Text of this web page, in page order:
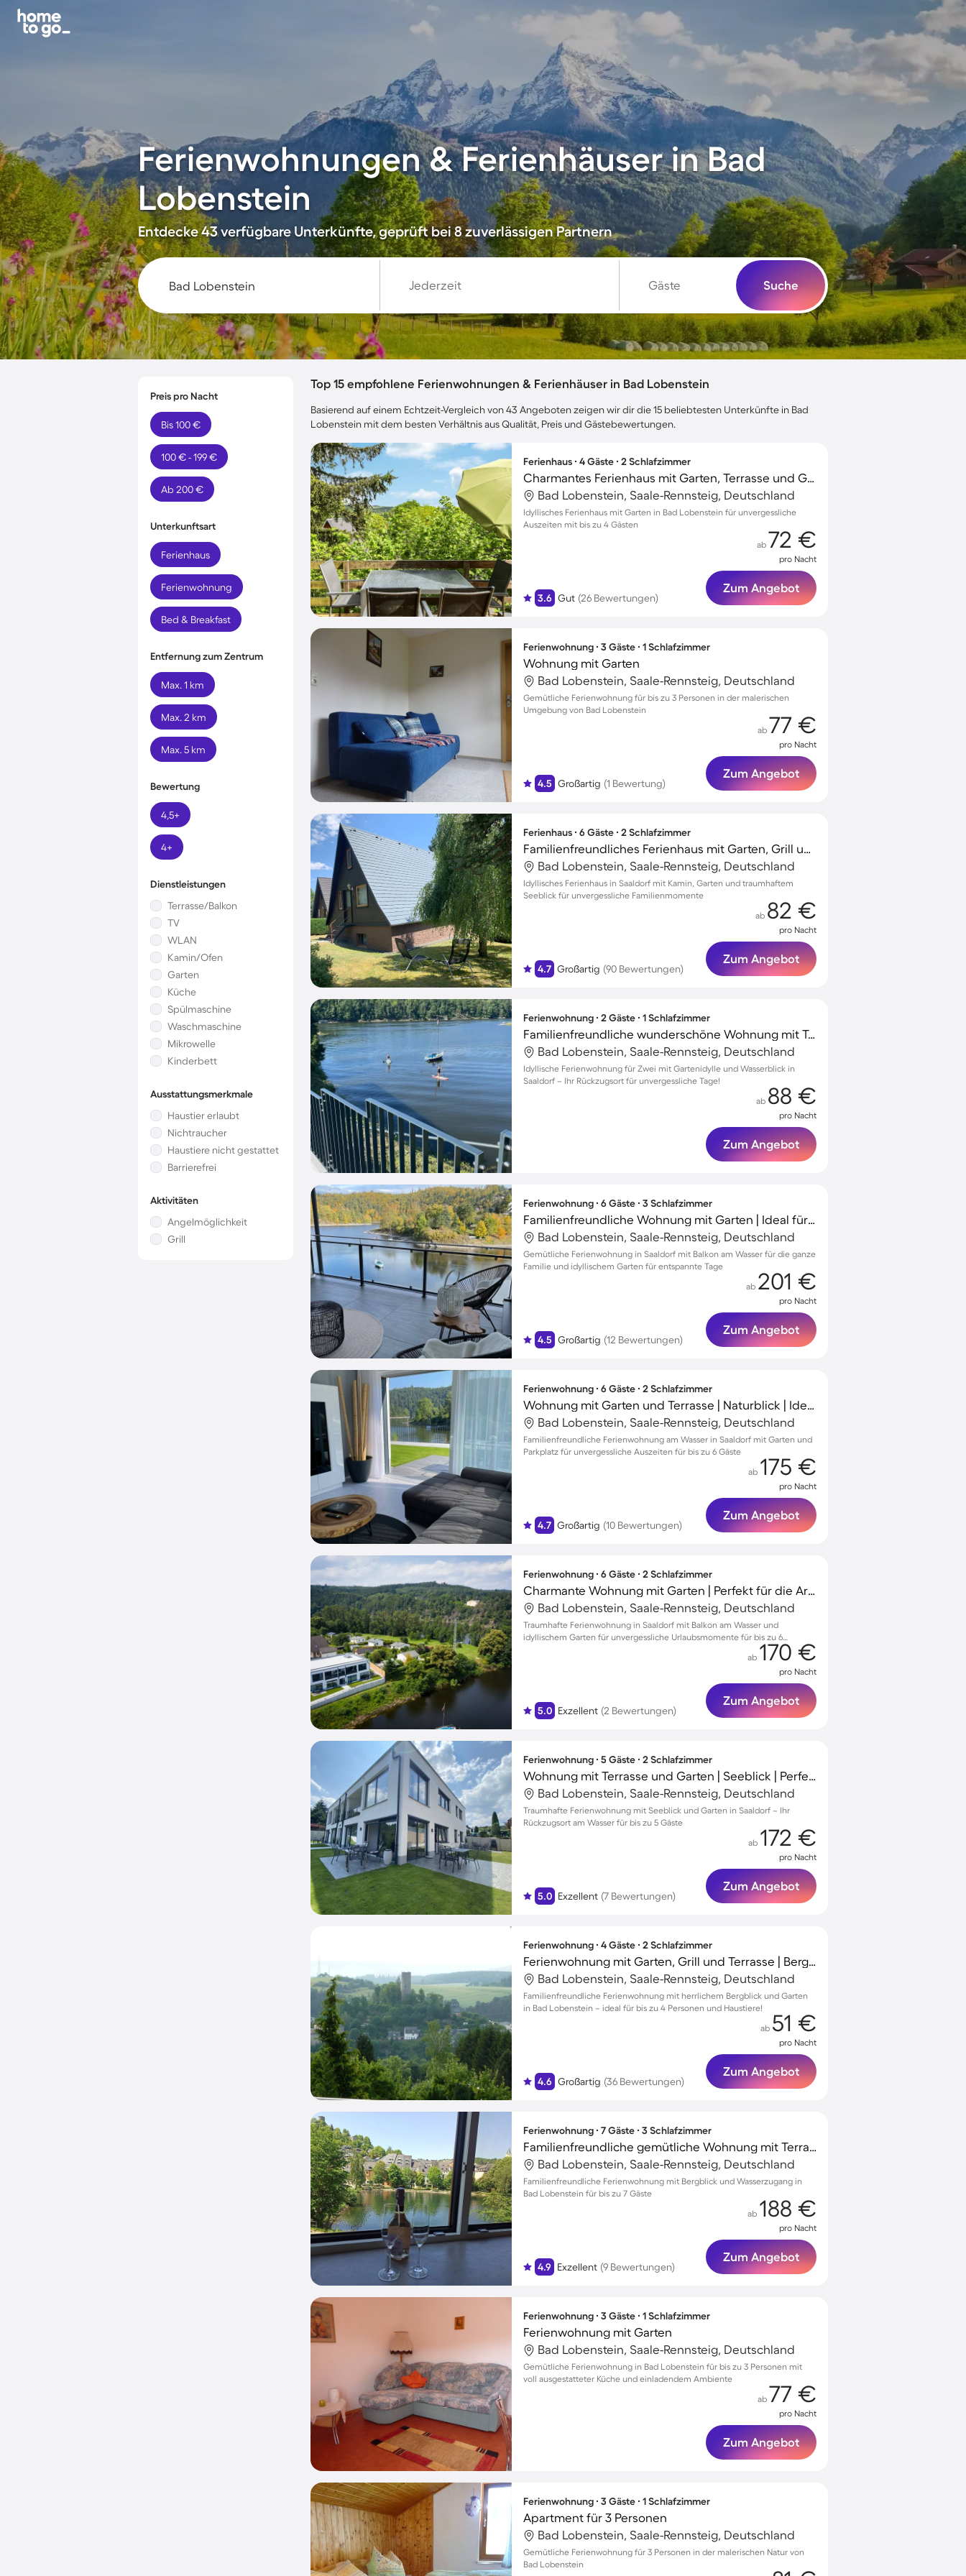
Ferienwohnungen & Ferienhäuser in Bad
Lobenstein
Entdecke 43 verfügbare Unterkünfte, geprüft bei 8 zuverlässigen Partnern
Jederzeit Gäste Suche
Preis pro Nacht
Bis 100 €
100 € - 199 €
Ab 200 €
Unterkunftsart
Ferienhaus
Ferienwohnung
Bed & Breakfast
Entfernung zum Zentrum
Max. 1 km
Max. 2 km
Max. 5 km
Bewertung
4,5+
4+
Dienstleistungen
Terrasse/Balkon
TV
WLAN
Kamin/Ofen
Garten
Küche
Spülmaschine
Waschmaschine
Mikrowelle
Kinderbett
Ausstattungsmerkmale
Haustier erlaubt
Nichtraucher
Haustiere nicht gestattet
Barrierefrei
Aktivitäten
Angelmöglichkeit
Grill
Top 15 empfohlene Ferienwohnungen & Ferienhäuser in Bad Lobenstein
Basierend auf einem Echtzeit-Vergleich von 43 Angeboten zeigen wir dir die 15 beliebtesten Unterkünfte in Bad
Lobenstein mit dem besten Verhältnis aus Qualität, Preis und Gästebewertungen.
Ferienhaus ∙ 4 Gäste ∙ 2 Schlafzimmer
Charmantes Ferienhaus mit Garten, Terrasse und Grill
Bad Lobenstein, Saale-Rennsteig, Deutschland
Idyllisches Ferienhaus mit Garten in Bad Lobenstein für unvergessliche
Auszeiten mit bis zu 4 Gästen
3.6 Gut (26 Bewertungen)
ab 72 €
pro Nacht
Zum Angebot
Ferienwohnung ∙ 3 Gäste ∙ 1 Schlafzimmer
Wohnung mit Garten
Bad Lobenstein, Saale-Rennsteig, Deutschland
Gemütliche Ferienwohnung für bis zu 3 Personen in der malerischen
Umgebung von Bad Lobenstein
4.5 Großartig (1 Bewertung)
ab 77 €
pro Nacht
Zum Angebot
Ferienhaus ∙ 6 Gäste ∙ 2 Schlafzimmer
Familienfreundliches Ferienhaus mit Garten, Grill und Terrasse | Bergblick
Bad Lobenstein, Saale-Rennsteig, Deutschland
Idyllisches Ferienhaus in Saaldorf mit Kamin, Garten und traumhaftem
Seeblick für unvergessliche Familienmomente
4.7 Großartig (90 Bewertungen)
ab 82 €
pro Nacht
Zum Angebot
Ferienwohnung ∙ 2 Gäste ∙ 1 Schlafzimmer
Familienfreundliche wunderschöne Wohnung mit Terrasse und Garten
Bad Lobenstein, Saale-Rennsteig, Deutschland
Idyllische Ferienwohnung für Zwei mit Gartenidylle und Wasserblick in
Saaldorf – Ihr Rückzugsort für unvergessliche Tage!
ab 88 €
pro Nacht
Zum Angebot
Ferienwohnung ∙ 6 Gäste ∙ 3 Schlafzimmer
Familienfreundliche Wohnung mit Garten | Ideal für Homeoffice
Bad Lobenstein, Saale-Rennsteig, Deutschland
Gemütliche Ferienwohnung in Saaldorf mit Balkon am Wasser für die ganze
Familie und idyllischem Garten für entspannte Tage
4.5 Großartig (12 Bewertungen)
ab 201 €
pro Nacht
Zum Angebot
Ferienwohnung ∙ 6 Gäste ∙ 2 Schlafzimmer
Wohnung mit Garten und Terrasse | Naturblick | Ideal für Homeoffice
Bad Lobenstein, Saale-Rennsteig, Deutschland
Familienfreundliche Ferienwohnung am Wasser in Saaldorf mit Garten und
Parkplatz für unvergessliche Auszeiten für bis zu 6 Gäste
4.7 Großartig (10 Bewertungen)
ab 175 €
pro Nacht
Zum Angebot
Ferienwohnung ∙ 6 Gäste ∙ 2 Schlafzimmer
Charmante Wohnung mit Garten | Perfekt für die Arbeit von Zuhause
Bad Lobenstein, Saale-Rennsteig, Deutschland
Traumhafte Ferienwohnung in Saaldorf mit Balkon am Wasser und
idyllischem Garten für unvergessliche Urlaubsmomente für bis zu 6
5.0 Exzellent (2 Bewertungen)
ab 170 €
pro Nacht
Zum Angebot
Ferienwohnung ∙ 5 Gäste ∙ 2 Schlafzimmer
Wohnung mit Terrasse und Garten | Seeblick | Perfekt für die Arbeit von Zuhause
Bad Lobenstein, Saale-Rennsteig, Deutschland
Traumhafte Ferienwohnung mit Seeblick und Garten in Saaldorf – Ihr
Rückzugsort am Wasser für bis zu 5 Gäste
5.0 Exzellent (7 Bewertungen)
ab 172 €
pro Nacht
Zum Angebot
Ferienwohnung ∙ 4 Gäste ∙ 2 Schlafzimmer
Ferienwohnung mit Garten, Grill und Terrasse | Bergblick
Bad Lobenstein, Saale-Rennsteig, Deutschland
Familienfreundliche Ferienwohnung mit herrlichem Bergblick und Garten
in Bad Lobenstein – ideal für bis zu 4 Personen und Haustiere!
4.6 Großartig (36 Bewertungen)
ab 51 €
pro Nacht
Zum Angebot
Ferienwohnung ∙ 7 Gäste ∙ 3 Schlafzimmer
Familienfreundliche gemütliche Wohnung mit Terrasse | Stadtblick
Bad Lobenstein, Saale-Rennsteig, Deutschland
Familienfreundliche Ferienwohnung mit Bergblick und Wasserzugang in
Bad Lobenstein für bis zu 7 Gäste
4.9 Exzellent (9 Bewertungen)
ab 188 €
pro Nacht
Zum Angebot
Ferienwohnung ∙ 3 Gäste ∙ 1 Schlafzimmer
Ferienwohnung mit Garten
Bad Lobenstein, Saale-Rennsteig, Deutschland
Gemütliche Ferienwohnung in Bad Lobenstein für bis zu 3 Personen mit
voll ausgestatteter Küche und einladendem Ambiente
ab 77 €
pro Nacht
Zum Angebot
Ferienwohnung ∙ 3 Gäste ∙ 1 Schlafzimmer
Apartment für 3 Personen
Bad Lobenstein, Saale-Rennsteig, Deutschland
Gemütliche Ferienwohnung für 3 Personen in der malerischen Natur von
Bad Lobenstein